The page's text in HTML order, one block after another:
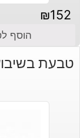
₪152
הוסף
טבעת